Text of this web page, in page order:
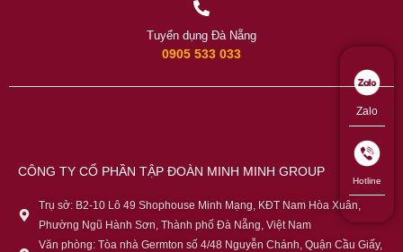
Tuyển dụng Đà Nẵng
0905 533 033
CÔNG TY CỔ PHẦN TẬP ĐOÀN MINH MINH GROUP
Trụ sở: B2-10 Lô 49 Shophouse Minh Mạng, KĐT Nam Hòa Xuân,
Phường Ngũ Hành Sơn, Thành phố Đà Nẵng, Việt Nam
Văn phòng: Tòa nhà Germton số 4/48 Nguyễn Chánh, Quận Cầu Giấy,
Zalo
Hotline